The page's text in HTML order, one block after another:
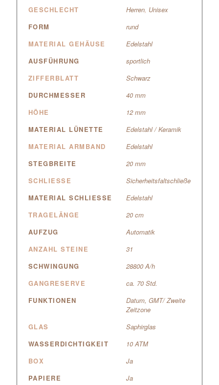
GESCHLECHT
Herren, Unisex
FORM
rund
MATERIAL GEHÄUSE
Edelstahl
AUSFÜHRUNG
sportlich
ZIFFERBLATT
Schwarz
DURCHMESSER
40 mm
HÖHE
12 mm
MATERIAL LÜNETTE
Edelstahl / Keramik
MATERIAL ARMBAND
Edelstahl
STEGBREITE
20 mm
SCHLIESSE
Sicherheitsfaltschließe
MATERIAL SCHLIESSE
Edelstahl
TRAGELÄNGE
20 cm
AUFZUG
Automatik
ANZAHL STEINE
31
SCHWINGUNG
28800 A/h
GANGRESERVE
ca. 70 Std.
FUNKTIONEN
Datum, GMT/ Zweite
Zeitzone
GLAS
Saphirglas
WASSERDICHTIGKEIT
10 ATM
BOX
Ja
PAPIERE
Ja